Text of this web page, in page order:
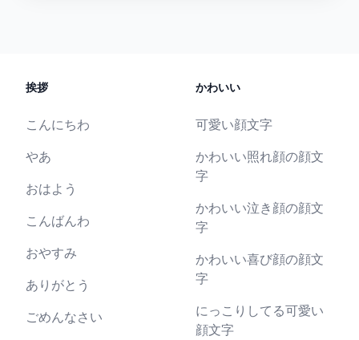
挨拶
こんにちわ
やあ
おはよう
こんばんわ
おやすみ
ありがとう
ごめんなさい
かわいい
可愛い顔文字
かわいい照れ顔の顔文
字
かわいい泣き顔の顔文
字
かわいい喜び顔の顔文
字
にっこりしてる可愛い
顔文字